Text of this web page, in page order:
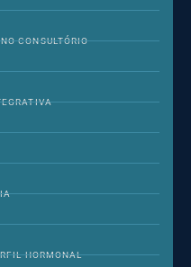
CONSULTÓRIO
HORMONAL